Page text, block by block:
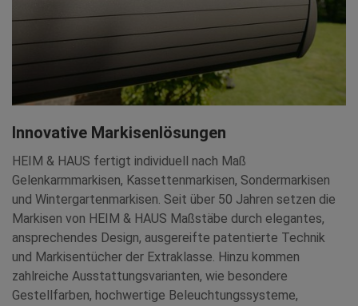
Innovative Markisenlösungen
HEIM & HAUS fertigt individuell nach Maß
Gelenkarmmarkisen, Kassettenmarkisen, Sondermarkisen
und Wintergartenmarkisen. Seit über 50 Jahren setzen die
Markisen von HEIM & HAUS Maßstäbe durch elegantes,
ansprechendes Design, ausgereifte patentierte Technik
und Markisentücher der Extraklasse. Hinzu kommen
zahlreiche Ausstattungsvarianten, wie besondere
Gestellfarben, hochwertige Beleuchtungssysteme,